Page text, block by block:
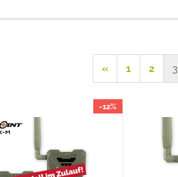
« 1 2 3
-12%